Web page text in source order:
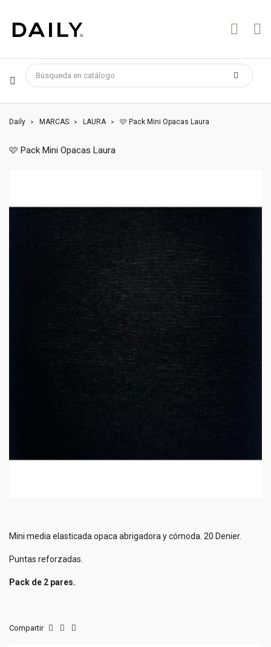
Daily MARCAS LAURA 🩷 Pack Mini Opacas Laura
🩷 Pack Mini Opacas Laura
Mini media elasticada opaca abrigadora y cómoda. 20 Denier.
Puntas reforzadas.
Pack de 2 pares.
Compartir